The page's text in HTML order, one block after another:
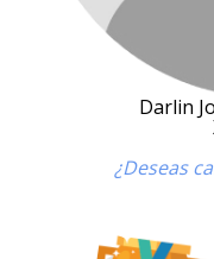
Darlin
¿Deseas